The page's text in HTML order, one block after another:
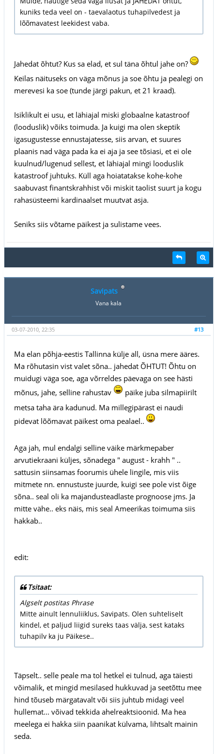
kuniks teda veel on - taevalaotus tuhapilvedest ja
lõõmavatest leekidest vaba.
Jahedat õhtut? Kus sa elad, et sul täna õhtul jahe on?
Keilas näituseks on väga mõnus ja soe õhtu ja pealegi on
merevesi ka soe (tunde järgi pakun, et 21 kraad).
Isiklikult ei usu, et lähiajal miski globaalne katastroof
(looduslik) võiks toimuda. Ja kuigi ma olen skeptik
igasugustesse ennustajatesse, siis arvan, et suures
plaanis nad väga pada ka ei aja ja see tõsiasi, et ei ole
kuulnud/lugenud sellest, et lähiajal mingi looduslik
katastroof juhtuks. Küll aga hoiatatakse kohe-kohe
saabuvast finantskrahhist või miskit taolist suurt ja kogu
rahasüsteemi kardinaalset muutvat asja.
Seniks siis võtame päikest ja sulistame vees.
Savipats
Vana kala
#13
03-07-2010, 22:35
Ma elan põhja-eestis Tallinna külje all, üsna mere ääres.
Ma rõhutasin vist valet sõna.. jahedat ÕHTUT! Õhtu on
muidugi väga soe, aga võrreldes päevaga on see hästi
mõnus, jahe, selline rahustav
päike juba silmapiirilt
metsa taha ära kadunud. Ma millegipärast ei naudi
pidevat lõõmavat päikest oma pealael..
Aga jah, mul endalgi selline väike märkmepaber
arvutiekraani küljes, sõnadega " august - krahh " ..
sattusin siinsamas foorumis ühele lingile, mis viis
mitmete nn. ennustuste juurde, kuigi see pole vist õige
sõna.. seal oli ka majandusteadlaste prognoose jms. Ja
mitte vähe.. eks näis, mis seal Ameerikas toimuma siis
hakkab..
edit:
Tsitaat:
Algselt postitas Phrase
Mitte ainult lennuliiklus, Savipats. Olen suhteliselt
kindel, et paljud liigid sureks taas välja, sest kataks
tuhapilv ka ju Päikese..
Täpselt.. selle peale ma tol hetkel ei tulnud, aga täiesti
võimalik, et mingid mesilased hukkuvad ja seetõttu mee
hind tõuseb märgatavalt või siis juhtub midagi veel
hullemat... võivad tekkida ahelreaktsioonid. Ma hea
meelega ei hakka siin paanikat külvama, lihtsalt mainin
seda.